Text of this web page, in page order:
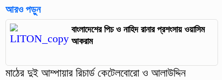
আরও পড়ুন
বাংলাদেশের পিচ ও নাহিদ রানার প্রশংসায় ওয়াসিম
আকরাম
মাঠের দুই আম্পায়ার রিচার্ড কেটেলবোরো ও আলাউদ্দিন